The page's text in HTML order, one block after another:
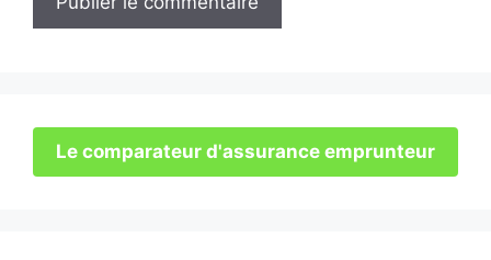
Le comparateur d'assurance emprunteur